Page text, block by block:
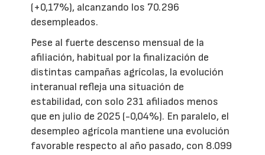
(+0,17%), alcanzando los 70.296
desempleados.
Pese al fuerte descenso mensual de la
afiliación, habitual por la finalización de
distintas campañas agrícolas, la evolución
interanual refleja una situación de
estabilidad, con solo 231 afiliados menos
que en julio de 2025 (-0,04%). En paralelo, el
desempleo agrícola mantiene una evolución
favorable respecto al año pasado, con 8.099